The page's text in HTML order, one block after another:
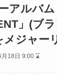
アルバ
」(ブ
メジャー
18日 9:00 ⌛